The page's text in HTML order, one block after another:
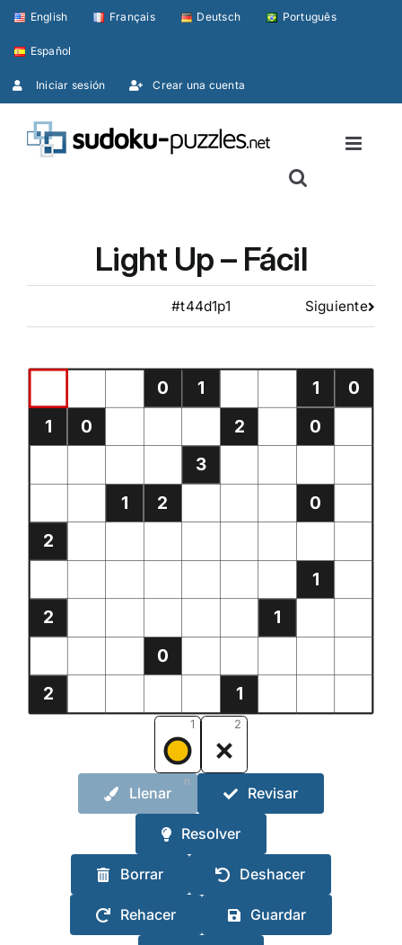
Skip
content
English Français Deutsch Português
Español
Iniciar sesión Crear una cuenta
Light Up – Fácil
#t44d1p1 Siguiente
0 1 1 0
1 0 2
0
3
1
2
0
2
1
2
1
0
2 1
1 2
n
Llenar Revisar
Resolver
Borrar Deshacer
Rehacer Guardar